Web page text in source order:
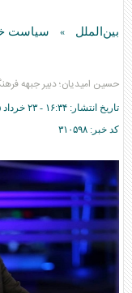
بین‌الملل » سیاست
حسین امیدیان؛ دبیر جبهه
تاریخ انتشار: ۱۶:۳۴ - ۲۳ خرداد ۱۴۰۵ -
کد خبر: ۳۱۰۵۹۸